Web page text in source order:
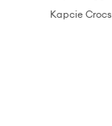
Kapcie Crocs